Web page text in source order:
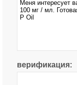
верификация: